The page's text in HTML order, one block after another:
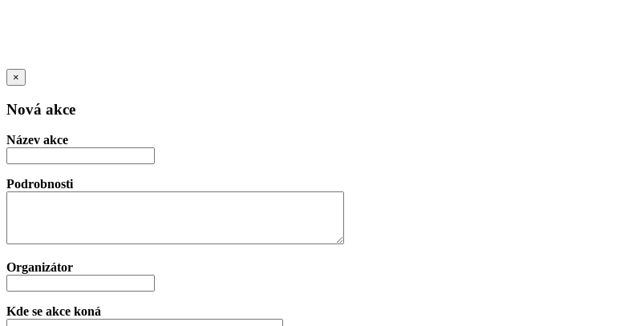
×
Nová akce
Název akce
Podrobnosti
Organizátor
Kde se akce koná